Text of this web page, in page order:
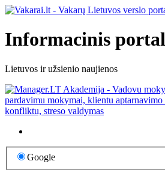
Informacinis
Lietuvos ir užsienio naujienos
Google